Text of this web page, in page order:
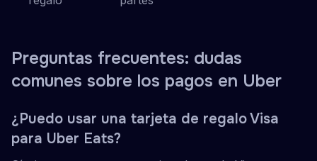
Preguntas frecuentes: dudas
comunes sobre los pagos en Uber
¿Puedo usar una tarjeta de regalo Visa
para Uber Eats?